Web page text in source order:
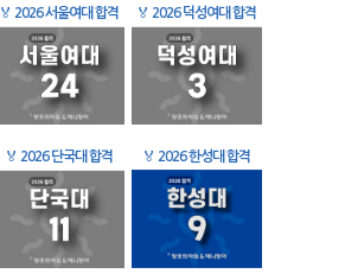
🏅 2026 서울여대 합격 🏅 2026 덕성여대 합격
🏅 2026 단국대 합격 🏅 2026 한성대 합격